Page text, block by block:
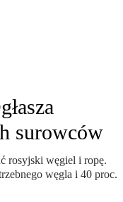
surowców
rosyjski węgiel i ropę.
węgla i 40 proc.